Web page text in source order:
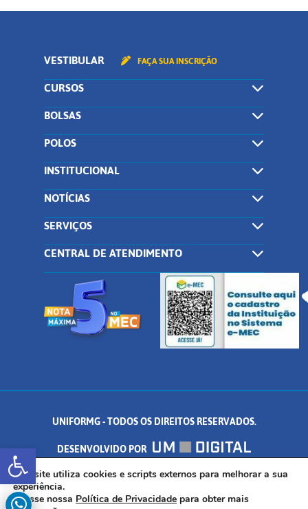
Abrir a barra de ferramentas
VESTIBULAR FAÇA SUA INSCRIÇÃO
CURSOS
BOLSAS
POLOS
INSTITUCIONAL
NOTÍCIAS
SERVIÇOS
CENTRAL DE ATENDIMENTO
UNIFORMG - TODOS OS DIREITOS RESERVADOS.
DESENVOLVIDO POR
AV. DR. ARNALDO DE SENNA, 328 - PALMEIRAS, FORMIGA/MG - CEP:
35.574.530
Este site utiliza cookies e scripts externos para melhorar a sua
experiência.
Acesse nossa Política de Privacidade para obter mais